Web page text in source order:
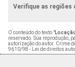
Verifique as regiões
O conteúdo do texto "
reservado. Sua reprodução,
autorização do autor. Crime
9610/98 - Lei de direitos